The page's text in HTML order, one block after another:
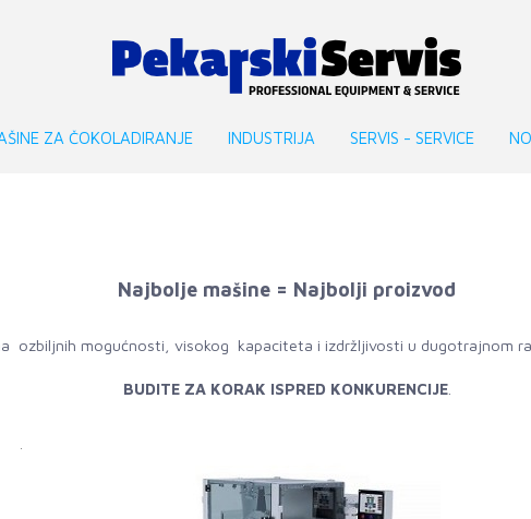
ZA ČOKOLADIRANJE INDUSTRIJA SERVIS - SERVICE
Najbolje mašine = Najbolji proizvod
ozbiljnih mogućnosti, visokog kapaciteta i izdržljivosti u dugotrajnom
BUDITE ZA KORAK ISPRED KONKURENCIJE.